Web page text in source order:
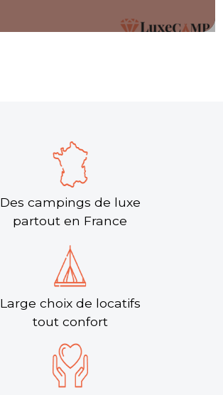
Des campings de luxe
partout en France
Large choix de locatifs
tout confort